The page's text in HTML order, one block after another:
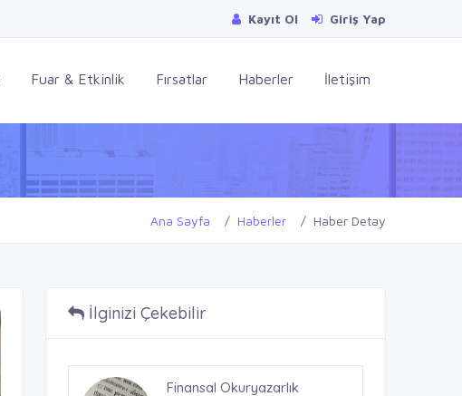
Kayıt Ol Giriş Yap
Fuar & Etkinlik Fırsatlar Haberler İletişim
Ana Sayfa Haberler Haber Detay
İlginizi Çekebilir
Rüyada Ayakkabı Görmek